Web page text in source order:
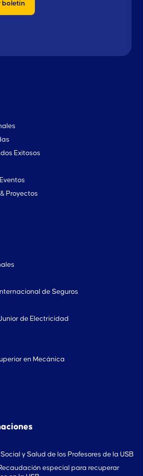
Exitosos
Proyectos
de Seguros
de Electricidad
en Mecánica
y Salud de los Profesores de la USB
especial para recuperar